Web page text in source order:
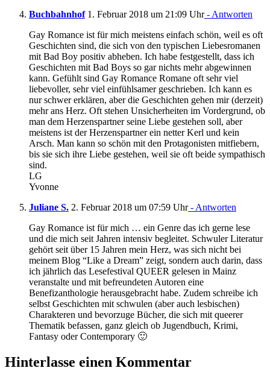
Buchbahnhof1. Februar 2018 um 21:09 Uhr- Antworten
Gay Romance ist für mich meistens einfach schön, weil es oft
Geschichten sind, die sich von den typischen Liebesromanen
mit Bad Boy positiv abheben. Ich habe festgestellt, dass ich
Geschichten mit Bad Boys so gar nichts mehr abgewinnen
kann. Gefühlt sind Gay Romance Romane oft sehr viel
liebevoller, sehr viel einfühlsamer geschrieben. Ich kann es
nur schwer erklären, aber die Geschichten gehen mir (derzeit)
mehr ans Herz. Oft stehen Unsicherheiten im Vordergrund, ob
man dem Herzenspartner seine Liebe gestehen soll, aber
meistens ist der Herzenspartner ein netter Kerl und kein
Arsch. Man kann so schön mit den Protagonisten mitfiebern,
bis sie sich ihre Liebe gestehen, weil sie oft beide sympathisch
sind.
LG
Yvonne
Juliane S. 2. Februar 2018 um 07:59 Uhr- Antworten
Gay Romance ist für mich … ein Genre das ich gerne lese
und die mich seit Jahren intensiv begleitet. Schwuler Literatur
gehört seit über 15 Jahren mein Herz, was sich nicht bei
meinem Blog “Like a Dream” zeigt, sondern auch darin, dass
ich jährlich das Lesefestival QUEER gelesen in Mainz
veranstalte und mit befreundeten Autoren eine
Benefizanthologie herausgebracht habe. Zudem schreibe ich
selbst Geschichten mit schwulen (aber auch lesbischen)
Charakteren und bevorzuge Bücher, die sich mit queerer
Thematik befassen, ganz gleich ob Jugendbuch, Krimi,
Fantasy oder Contemporary 🙂
Hinterlasse einen Kommentar